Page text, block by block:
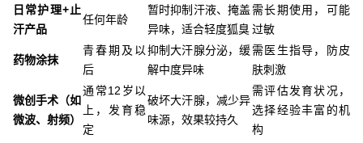
日常护理+止
汗产品
任何年龄
暂时抑制汗液、掩盖
异味，适合轻度狐臭
需长期使用，可能
过敏
药物涂抹
青春期及以
后
抑制大汗腺分泌，缓
解中度异味
需医生指导，防皮
肤刺激
微创手术（如
微波、射频）
通常12岁以
上，发育稳
定
破坏大汗腺，减少异
味源，效果较持久
需评估发育状况，
选择经验丰富的机
构